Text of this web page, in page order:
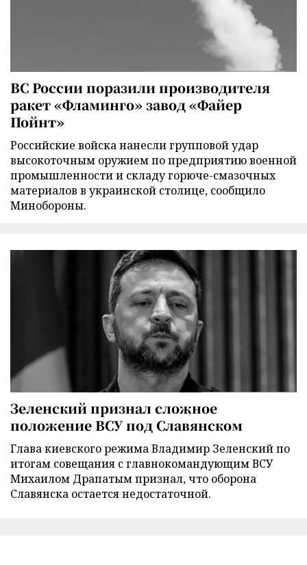
ВС России поразили производителя
ракет «Фламинго» завод «Файер
Пойнт»
Российские войска нанесли групповой удар
высокоточным оружием по предприятию военной
промышленности и складу горюче-смазочных
материалов в украинской столице, сообщило
Минобороны.
Зеленский признал сложное
положение ВСУ под Славянском
Глава киевского режима Владимир Зеленский по
итогам совещания с главнокомандующим ВСУ
Михаилом Драпатым признал, что оборона
Славянска остается недостаточной.